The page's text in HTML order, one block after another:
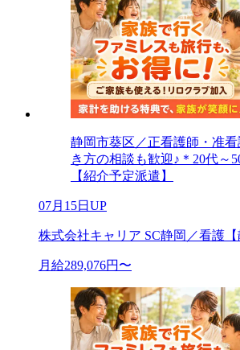
静岡市葵区／正看護師・准
き方の相談も歓迎♪＊20代～
【紹介予定派遣】
07月15日UP
株式会社キャリア SC静岡／看護【
月給289,076円〜